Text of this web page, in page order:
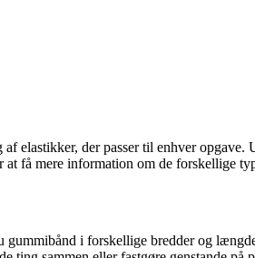
der passer til enhver
få mere information om de forskellige
i forskellige bredder og